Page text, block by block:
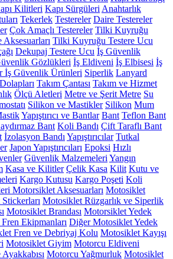
Kilitleri Kapı Sürgüleri Anahtarlık
Tekerlek Testereler Daire Testereler
Çok Amaçlı Testereler Tilki Kuyruğu
Aksesuarları Tilki Kuyruğu Testere Ucu
Dekupaj Testere Ucu İş Güvenlik
Gözlükleri İş Eldiveni İş Elbisesi İş
İş Güvenlik Ürünleri Siperlik Lanyard
Takım Çantası Takım ve Hizmet
Ölçü Aletleri Metre ve Şerit Metre Su
Silikon ve Mastikler Silikon Mum
Yapıştırıcı ve Bantlar Bant Teflon Bant
Bant Koli Bandı Çift Taraflı Bant
İzolasyon Bandı Yapıştırıcılar Tutkal
Japon Yapıştırıcıları Epoksi Hızlı
Güvenlik Malzemeleri Yangın
Kasa ve Kilitler Çelik Kasa Kilit Kutu ve
Kargo Kutusu Kargo Poşeti Koli
Motorsiklet Aksesuarları Motosiklet
Motosiklet Rüzgarlık ve Siperlik
Motosiklet Brandası Motorsiklet Yedek
Ekipmanları Diğer Motosiklet Yedek
Fren ve Debriyaj Kolu Motosiklet Kayışı
Motosiklet Giyim Motorcu Eldiveni
Motorcu Yağmurluk Motosiklet